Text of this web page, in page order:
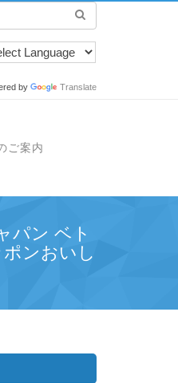
by Translate
ご案内
パン ベト
ンおいし